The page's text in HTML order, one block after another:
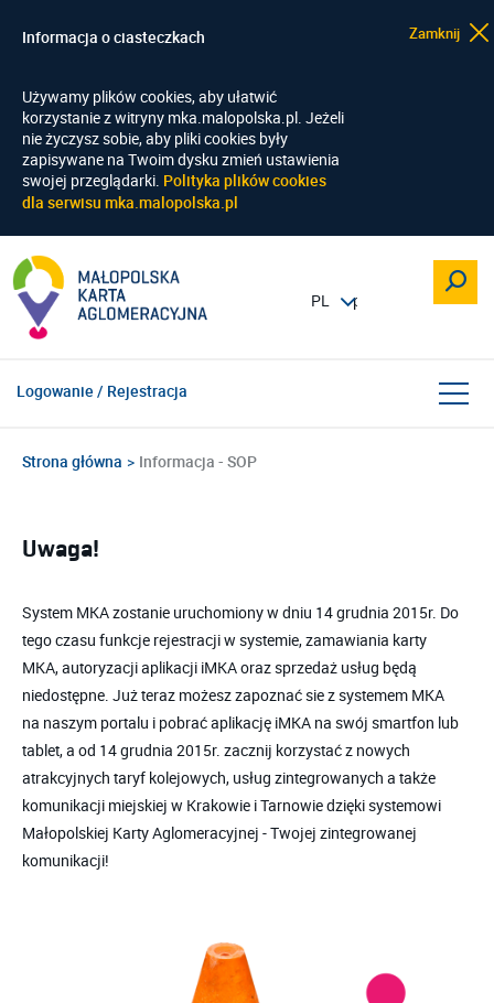
Informacja o ciasteczkach
Używamy plików cookies, aby ułatwić
korzystanie z witryny mka.malopolska.pl. Jeżeli
nie życzysz sobie, aby pliki cookies były
zapisywane na Twoim dysku zmień ustawienia
swojej przeglądarki. Polityka plików cookies
dla serwisu mka.malopolska.pl
Zamknij
Logowanie / Rejestracja
Strona główna Informacja - SOP
Uwaga!
System MKA zostanie uruchomiony w dniu 14 grudnia 2015r. Do
tego czasu funkcje rejestracji w systemie, zamawiania karty
MKA, autoryzacji aplikacji iMKA oraz sprzedaż usług będą
niedostępne. Już teraz możesz zapoznać sie z systemem MKA
na naszym portalu i pobrać aplikację iMKA na swój smartfon lub
tablet, a od 14 grudnia 2015r. zacznij korzystać z nowych
atrakcyjnych taryf kolejowych, usług zintegrowanych a także
komunikacji miejskiej w Krakowie i Tarnowie dzięki systemowi
Małopolskiej Karty Aglomeracyjnej - Twojej zintegrowanej
komunikacji!